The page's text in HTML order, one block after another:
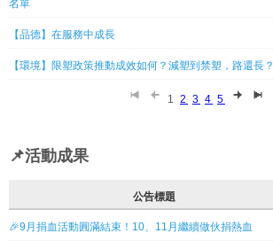
名單
【品德】在服務中成長
【環境】限塑政策推動成效如何？減塑到禁塑，路還長？
1 2 3 4 5
📌活動成果
公告標題
🎉9月捐血活動圓滿結束！10、11月繼續做伙捐熱血